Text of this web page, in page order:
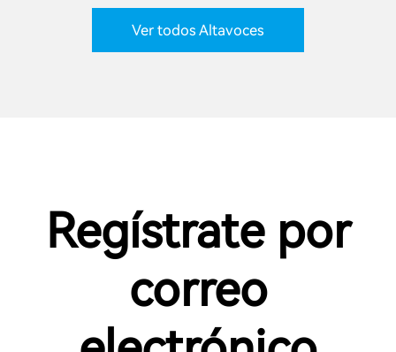
Ver todos Altavoces
Regístrate por
correo